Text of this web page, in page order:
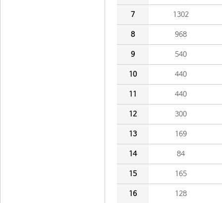
7 1302
8 968
9 540
10 440
11 440
12 300
13 169
14 84
15 165
16 128